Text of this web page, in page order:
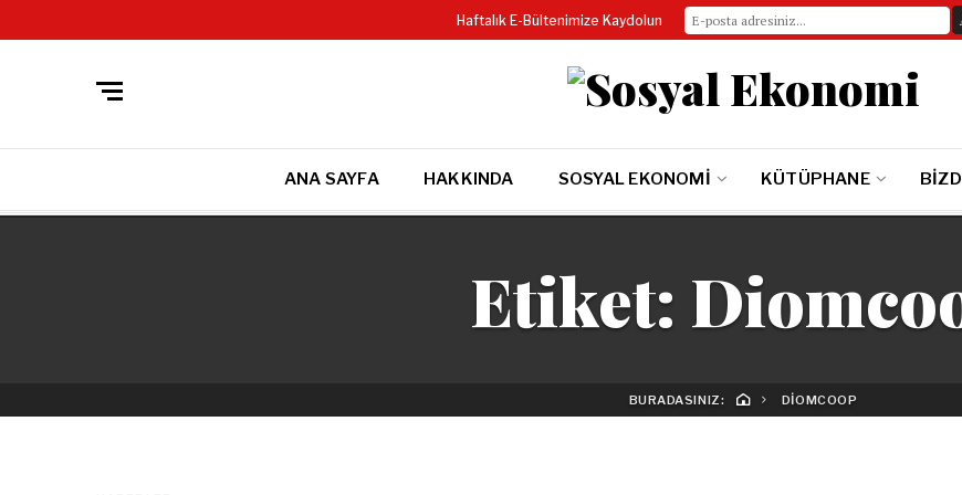
SITE HARITASI VE DETAYLI ARAMA
ANA SAYFA HAKKINDA SOSYAL EKONOMI KÜTÜPHANE
Etiket:
BURADASINIZ: DIOMCOOP
Haftalık E-Bültenimize Kaydolun